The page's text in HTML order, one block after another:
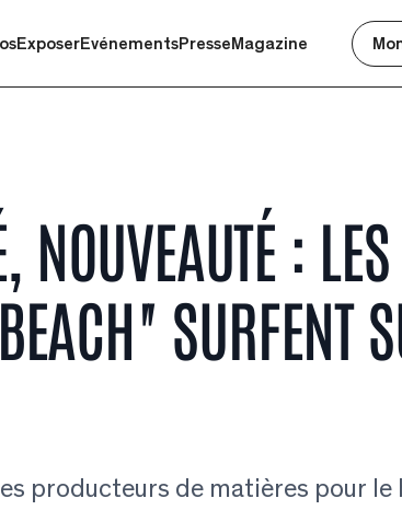
ExposerEvénementsPresseMagazine
NOUVEAUTÉ : LES
SURFENT
producteurs de matières pour le